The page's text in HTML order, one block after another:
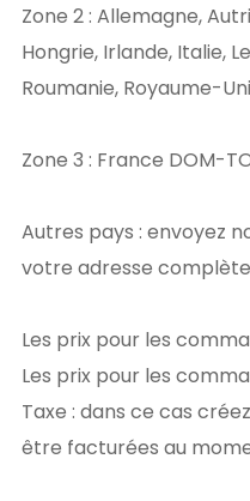
Zone 2 : Allemagne,
Hongrie, Irlande, Italie,
Roumanie, Royaume-
Zone 3 : France DOM-
Autres pays : envoyez
votre adresse
Les prix pour les
Les prix pour les
Taxe : dans ce cas
être facturées au